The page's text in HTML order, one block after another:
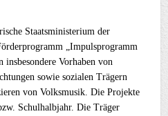
Staatsministerium der
„Impulsprogramm
Vorhaben von
sowie sozialen Trägern
von Volksmusik. Die Projekte
Schulhalbjahr. Die Träger